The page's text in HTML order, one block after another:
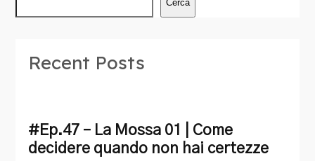
Cerca
Recent Posts
#Ep.47 – La Mossa 01 | Come
decidere quando non hai certezze